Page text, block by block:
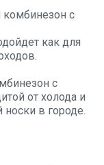
комбинезон с
как для
с
от холода и
в городе.